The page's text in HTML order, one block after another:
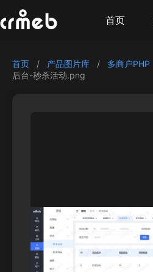
首页
首页 / 产品图片库 / 多商户PHP
后台-秒杀活动.png